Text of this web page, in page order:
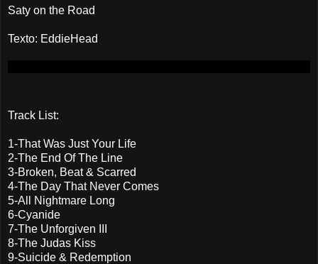
Saty on the Road
Texto: EddieHead
Track List:
1-That Was Just Your Life
2-The End Of The Line
3-Broken, Beat & Scarred
4-The Day That Never Comes
5-All Nightmare Long
6-Cyanide
7-The Unforgiven III
8-The Judas Kiss
9-Suicide & Redemption